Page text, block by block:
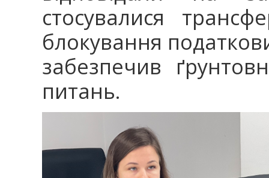
стосувалися
блокування
забезпечив
питань.